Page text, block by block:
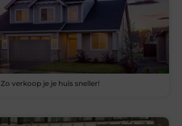
Zo verkoop je je huis sneller!